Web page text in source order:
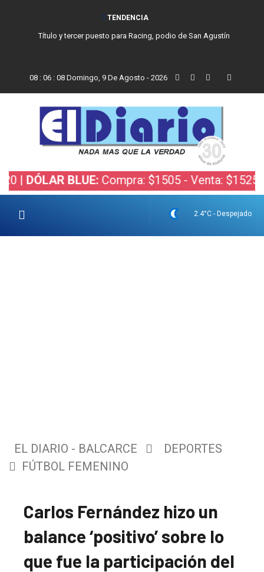
TENDENCIA
Título y tercer puesto para Racing, podio de San Agustín
08 : 06 : 09 Domingo, 9 De Agosto - 2026
BLUE:Compra: $1505 - Venta: $1525 |
2.4°C - Despejado
EL DIARIO - BALCARCE
DEPORTES
FÚTBOL FEMENINO
Carlos Fernández hizo un
balance ‘positivo’ sobre lo
que fue la participación del